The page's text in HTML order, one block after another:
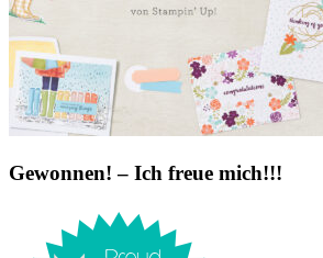
Gewonnen! – Ich freue mich!!!